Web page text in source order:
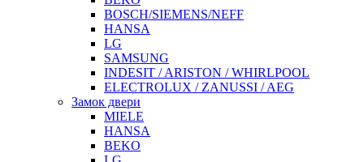
BOSCH/SIEMENS/NEFF
HANSA
LG
SAMSUNG
INDESIT / ARISTON / WHIRLPOOL
ELECTROLUX / ZANUSSI / AEG
Замок двери
MIELE
HANSA
BEKO